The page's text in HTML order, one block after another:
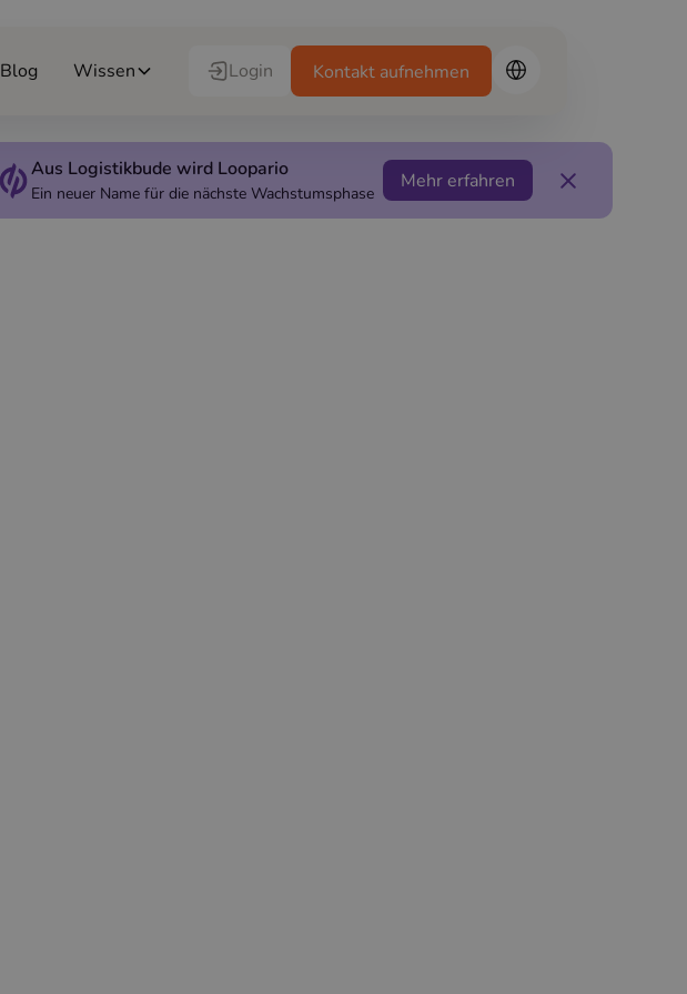
Blog Wissen Login Kontakt aufnehmen
Aus Logistikbude wird Loopario
Ein neuer Name für die nächste Wachstumsphase
Mehr erfahren